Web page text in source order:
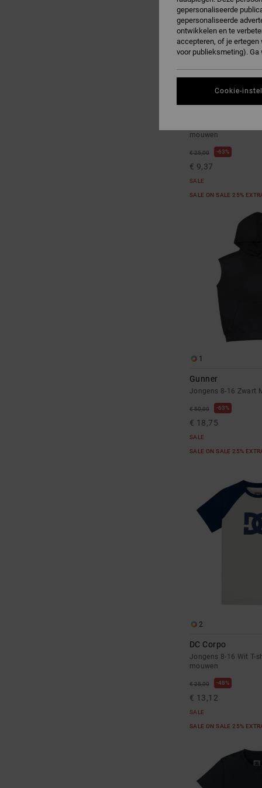
mouwen
€ 25,00 63%
€ 9,37
SALE
SALE ON SALE 25%
1
Gunner
Jongens 8-16 Zwart
€ 50,00 63%
€ 18,75
SALE
SALE ON SALE 25%
2
DC Corpo
Jongens 8-16 Wit T-
mouwen
€ 25,00 48%
€ 13,12
SALE
SALE ON SALE 25%
gepersonaliseerde
gepersonaliseerde
ontwikkelen en te
accepteren, of je ertegen
voor publieksmeting). Ga
Cookie-